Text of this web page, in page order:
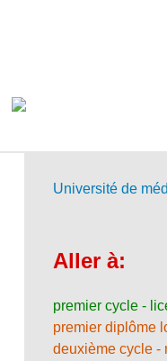
Université de
Aller à:
premier cycle -
premier diplôme
deuxième cycle -